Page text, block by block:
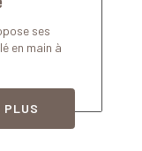
ses
en main à
PLUS